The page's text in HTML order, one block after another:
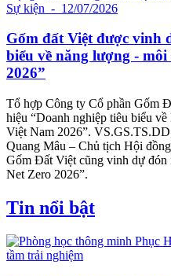
Sự kiện - 12/07/2026
Gốm đất Việt được vinh
biểu về năng lượng -
2026”
Tổ hợp Công ty Cổ phần Gốm
hiệu “Doanh nghiệp tiêu biểu
Việt Nam 2026”.
Quang Mâu – Chủ tịch Hội
Gốm Đất Việt cũng vinh dự đón
Net Zero 2026”.
Tin nổi bật